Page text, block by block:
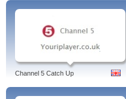
Channel 5 Catch Up